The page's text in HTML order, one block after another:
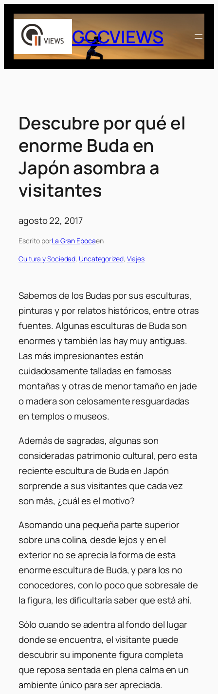
Saltar
contenido
GCCVIEWS
Descubre por qué el
enorme Buda en
Japón asombra a
visitantes
agosto 22, 2017
Escrito porLa Gran Epocaen
Cultura y Sociedad, Uncategorized, Viajes
Sabemos de los Budas por sus esculturas,
pinturas y por relatos históricos, entre otras
fuentes. Algunas esculturas de Buda son
enormes y también las hay muy antiguas.
Las más impresionantes están
cuidadosamente talladas en famosas
montañas y otras de menor tamaño en jade
o madera son celosamente resguardadas
en templos o museos.
Además de sagradas, algunas son
consideradas patrimonio cultural, pero esta
reciente escultura de Buda en Japón
sorprende a sus visitantes que cada vez
son más, ¿cuál es el motivo?
Asomando una pequeña parte superior
sobre una colina, desde lejos y en el
exterior no se aprecia la forma de esta
enorme escultura de Buda, y para los no
conocedores, con lo poco que sobresale de
la figura, les dificultaría saber que está ahí.
Sólo cuando se adentra al fondo del lugar
donde se encuentra, el visitante puede
descubrir su imponente figura completa
que reposa sentada en plena calma en un
ambiente único para ser apreciada.